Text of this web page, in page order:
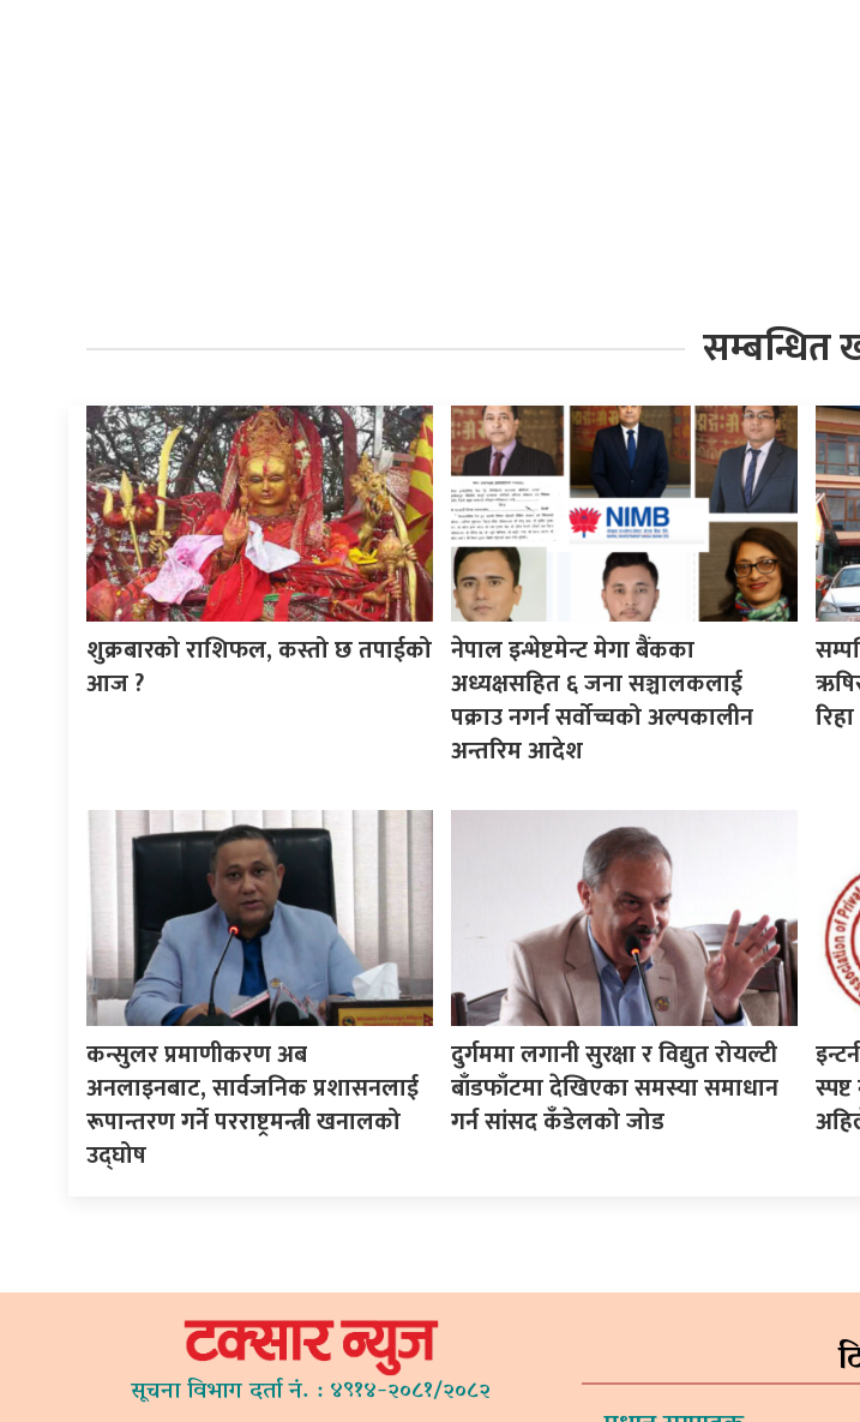
सम्बन्धित
शुक्रबारको राशिफल, कस्तो छ तपाईको
आज ?
नेपाल इन्भेष्टमेन्ट मेगा बैंकका
अध्यक्षसहित ६ जना सञ्चालकलाई
पक्राउ नगर्न सर्वोच्चको अल्पकालीन
अन्तरिम आदेश
रिहा
कन्सुलर प्रमाणीकरण अब
अनलाइनबाट, सार्वजनिक प्रशासनलाई
रूपान्तरण गर्ने परराष्ट्रमन्त्री खनालको
उद्घोष
दुर्गममा लगानी सुरक्षा र विद्युत रोयल्टी
बाँडफाँटमा देखिएका समस्या समाधान
गर्न सांसद कँडेलको जोड
सूचना विभाग दर्ता नं. : ४९१४-२०८१/२०८२